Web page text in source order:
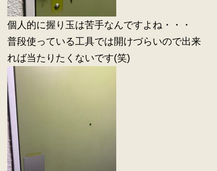
個人的に握り玉は苦手なんですよね・・・
普段使っている工具では開けづらいので出来
れば当たりたくないです(笑)